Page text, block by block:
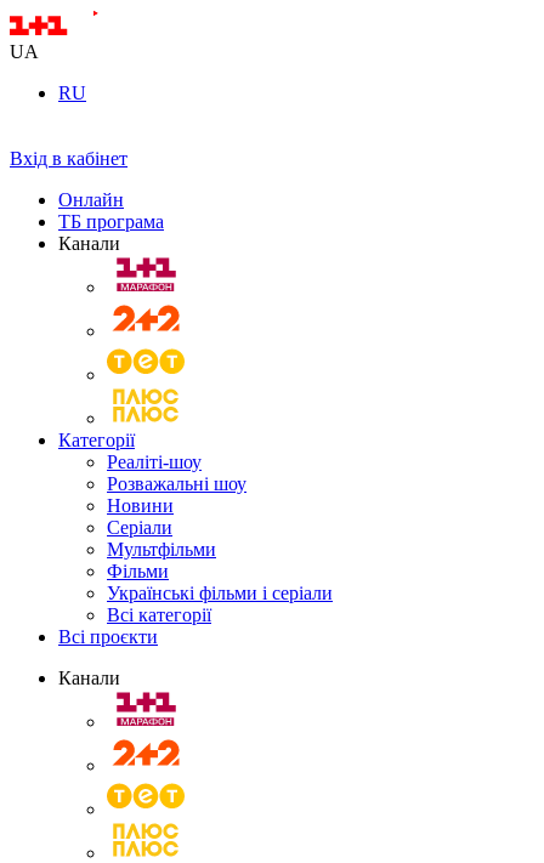
UA
RU
Вхід в кабінет
Онлайн
ТБ програма
Канали
Категорії
Реаліті-шоу
Розважальні шоу
Новини
Серіали
Мультфільми
Фільми
Українські фільми і серіали
Всі категорії
Всі проєкти
Канали